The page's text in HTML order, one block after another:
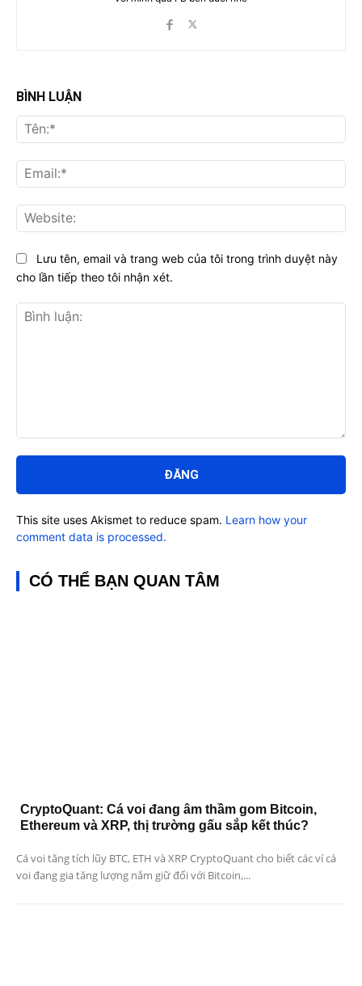
BÌNH LUẬN
luận:
Lưu tên, email và trang web của tôi trong trình duyệt này
cho lần tiếp theo tôi nhận xét.
This site uses Akismet to reduce spam. Learn how your
comment data is processed.
CÓ THỂ BẠN QUAN TÂM
CryptoQuant: Cá voi đang âm thầm gom Bitcoin,
Ethereum và XRP, thị trường gấu sắp kết thúc?
Cá voi tăng tích lũy BTC, ETH và XRP CryptoQuant cho biết các ví cá
voi đang gia tăng lượng nắm giữ đối với Bitcoin,...